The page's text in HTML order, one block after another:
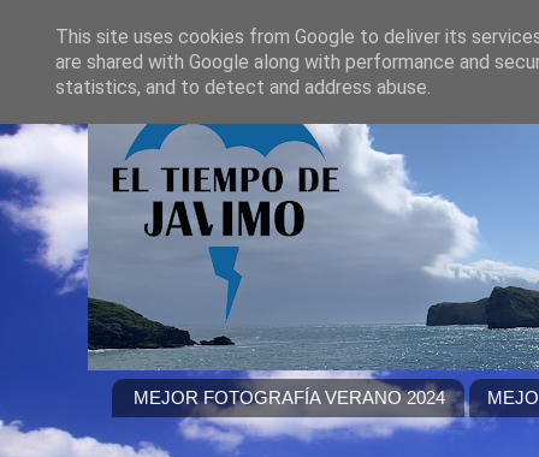
MEJOR FOTOGRAFÍA VERANO 2024
This site uses cookies from Google to deliver its
are shared with Google along with performance and
statistics, and to detect and address abuse.